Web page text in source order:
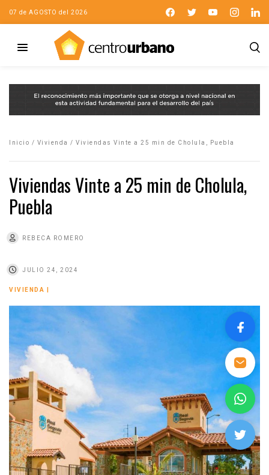
07 de AGOSTO del 2026
Inicio / Vivienda / Viviendas Vinte a 25 min de Cholula, Puebla
Viviendas Vinte a 25 min de Cholula,
Puebla
REBECA ROMERO
JULIO 24, 2024
VIVIENDA